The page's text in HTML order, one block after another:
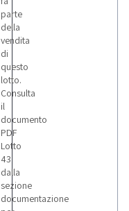
parte
della
vendita
di
questo
lotto.
Consulta
il
documento
PDF
Lotto
43
dalla
sezione
documentazione